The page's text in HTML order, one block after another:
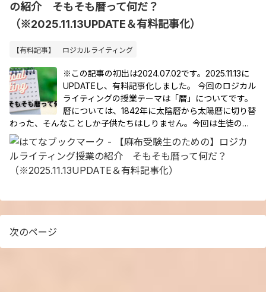
の紹介 そもそも暦って何だ？
（※2025.11.13UPDATE＆有料記事化）
【有料記事】 ロジカルライティング
※この記事の初出は2024.07.02です。2025.11.13に
UPDATEし、有料記事化しました。 今回のロジカル
ライティングの授業テーマは「暦」についてです。
暦については、1842年に太陰暦から太陽暦に切り替
わった、そんなことしか子供たちはしりません。今回は生徒の…
次のページ